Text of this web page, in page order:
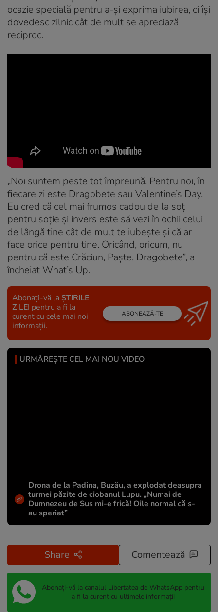
ocazie specială pentru a-și exprima iubirea, ci își
dovedesc zilnic cât de mult se apreciază
reciproc.
„Noi suntem peste tot împreună. Pentru noi, în
fiecare zi este Dragobete sau Valentine’s Day.
Eu cred că cel mai frumos cadou de la soț
pentru soție și invers este să vezi în ochii celui
de lângă tine cât de mult te iubește și că ar
face orice pentru tine. Oricând, oricum, nu
pentru că este Crăciun, Paște, Dragobete”, a
încheiat What’s Up.
Abonați-vă la ȘTIRILE
ZILEI pentru a fi la
curent cu cele mai noi
informații.
ABONEAZĂ-TE
URMĂREȘTE CEL MAI NOU VIDEO
Drona de la Padina, Buzău, a explodat deasupra
turmei păzite de ciobanul Lupu. „Numai de
Dumnezeu de Sus mi-e frică! Oile normal că s-
au speriat”
Share Comentează
Abonați-vă la canalul Libertatea de WhatsApp pentru
a fi la curent cu ultimele informații